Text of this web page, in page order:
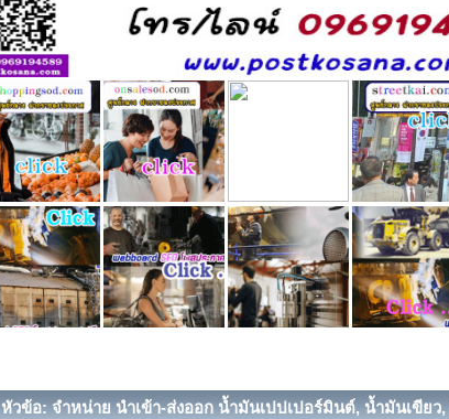
หัวข้อ: จำหน่าย นำเข้า-ส่งออก น้ำมันเปปเปอร์มินต์, น้ำมันเขีย